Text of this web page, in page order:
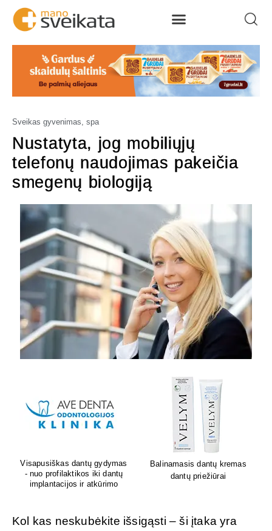
Sveikas gyvenimas, spa
Nustatyta, jog mobiliųjų
telefonų naudojimas pakeičia
smegenų biologiją
Sėdėk geriau. Jauskis geriau
Lion's mane grybų papildai
smegenų veiklai
Kol kas neskubėkite išsigąsti – ši įtaka yra